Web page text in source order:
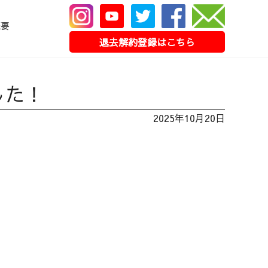
退去解約登録はこちら
！
2025年10月20日